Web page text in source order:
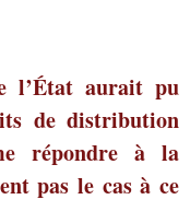
l’État aurait pu
de distribution
répondre à la
pas le cas à ce